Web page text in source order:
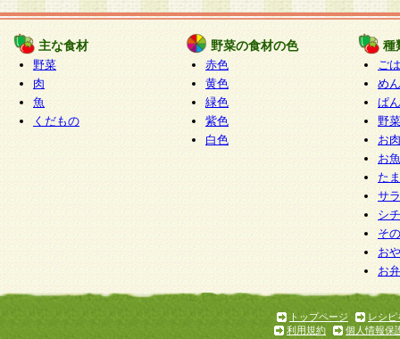
主な食材
野菜
肉
魚
くだもの
野菜の食材の色
赤色
黄色
緑色
紫色
白色
種
ご
めん
ぱん
野
お
お
た
サ
シ
そ
お
お
トップページ
レシピ
利用規約
個人情報保